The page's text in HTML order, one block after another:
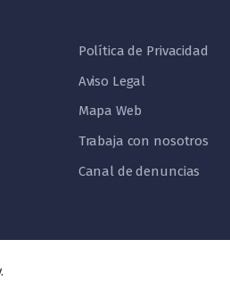
Política de Privacidad
Aviso Legal
Mapa Web
Trabaja con nosotros
Canal de denuncias
.